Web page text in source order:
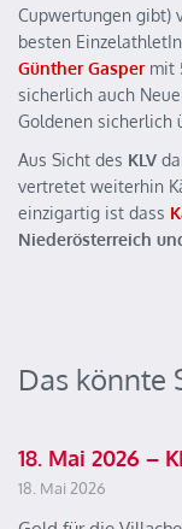
Cupwertungen gibt)
besten
Günther Gaspermit
sicherlich auch
Goldenen sicherlich
Aus Sicht des KLV
vertretet weiterhin
einzigartig ist dass
Niederösterreich
Das könnte
18. Mai 2026 –
18. Mai 2026